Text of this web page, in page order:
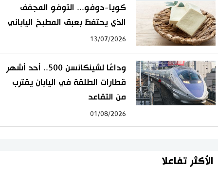
كويا-دوفو... التوفو المجفف
الذي يحتفظ بعبق المطبخ الياباني
13/07/2026
وداعًا لشينكانسن 500.. أحد أشهر
قطارات الطلقة في اليابان يقترب
من التقاعد
01/08/2026
الأكثر تفاعلا